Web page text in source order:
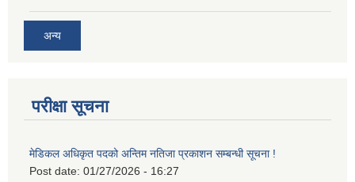
अन्य
परीक्षा सूचना
मेडिकल अधिकृत पदको अन्तिम नतिजा प्रकाशन सम्बन्धी सूचना !
Post date: 01/27/2026 - 16:27